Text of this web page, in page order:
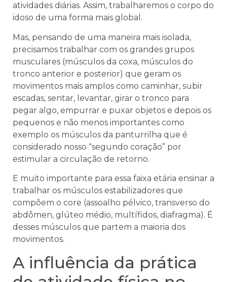
atividades diárias. Assim, trabalharemos o corpo do
idoso de uma forma mais global.
Mas, pensando de uma maneira mais isolada,
precisamos trabalhar com os grandes grupos
musculares (músculos da coxa, músculos do
tronco anterior e posterior) que geram os
movimentos mais amplos como caminhar, subir
escadas, sentar, levantar, girar o tronco para
pegar algo, empurrar e puxar objetos e depois os
pequenos e não menos importantes como
exemplo os músculos da panturrilha que é
considerado nosso “segundo coração” por
estimular a circulação de retorno.
E muito importante para essa faixa etária ensinar a
trabalhar os músculos estabilizadores que
compõem o core (assoalho pélvico, transverso do
abdômen, glúteo médio, multífidos, diafragma). É
desses músculos que partem a maioria dos
movimentos.
A influência da prática